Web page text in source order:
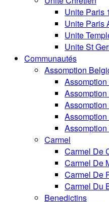
Unite Paris
Unite Paris
Unite
Unite St
Communautés
Assomption
Assomption
Carmel
Carmel De
Carmel De
Carmel De
Carmel Du
Benedictins